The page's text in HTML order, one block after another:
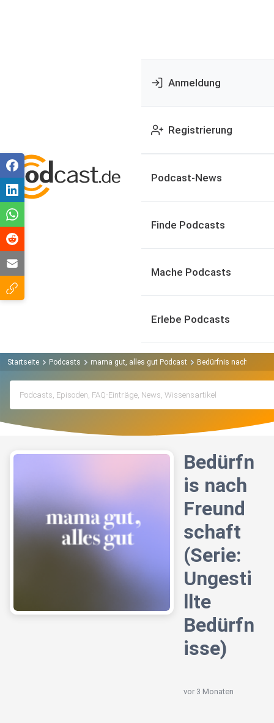
Anmeldung
Registrierung
Podcast-News
Finde Podcasts
Mache Podcasts
Erlebe Podcasts
Startseite Podcasts mama gut, alles gut Podcast Bedürfnis nach
Bedürfn
is nach
Freund
schaft
(Serie:
Ungesti
llte
Bedürfn
isse)
vor 3 Monaten